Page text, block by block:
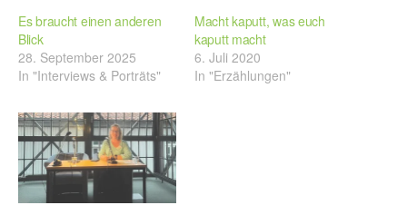
Es braucht einen anderen
Blick
28. September 2025
In "Interviews & Porträts"
Macht kaputt, was euch
kaputt macht
6. Juli 2020
In "Erzählungen"